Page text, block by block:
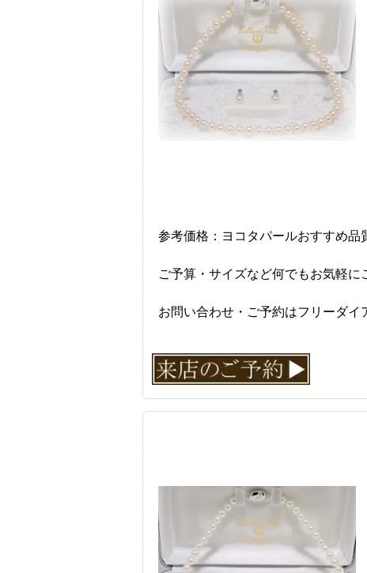
参考価格：ヨコタパールおすすめ品
ご予算・サイズなど何でもお気軽に
お問い合わせ・ご予約はフリーダイ